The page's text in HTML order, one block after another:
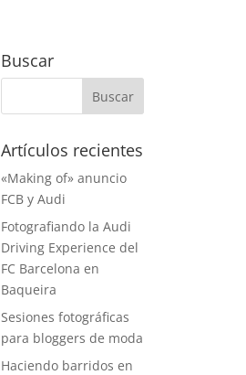
Buscar
Artículos recientes
«Making of» anuncio
FCB y Audi
Fotografiando la Audi
Driving Experience del
FC Barcelona en
Baqueira
Sesiones fotográficas
para bloggers de moda
Haciendo barridos en